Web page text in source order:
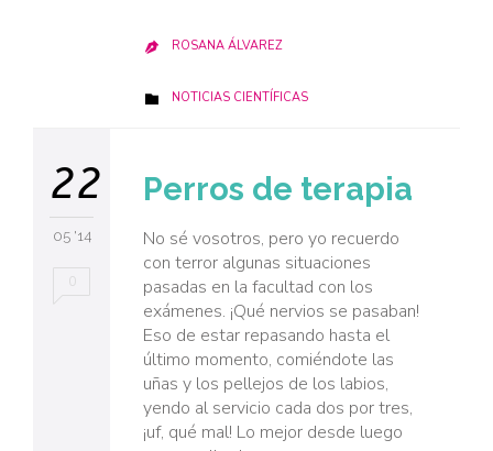
 ROSANA ÁLVAREZ
 CATEGORY
NOTICIAS CIENTÍFICAS
22
05 '14
0
Perros de terapia
No sé vosotros, pero yo recuerdo
con terror algunas situaciones
pasadas en la facultad con los
exámenes. ¡Qué nervios se pasaban!
Eso de estar repasando hasta el
último momento, comiéndote las
uñas y los pellejos de los labios,
yendo al servicio cada dos por tres,
¡uf, qué mal! Lo mejor desde luego